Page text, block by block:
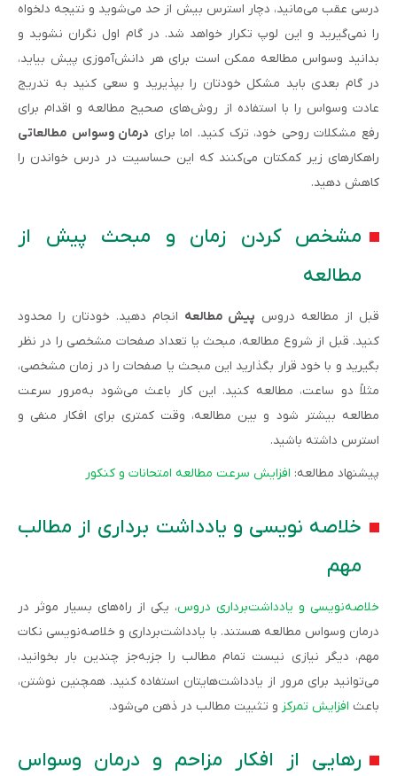
درسی عقب می‌مانید، دچار استرس بیش از حد می‌شوید و نتیجه دلخواه
را نمی‌گیرید و این لوپ تکرار خواهد شد. در گام اول نگران نشوید و
بدانید وسواس مطالعه ممکن است برای هر دانش‌آموزی پیش بیاید،
در گام بعدی باید مشکل خودتان را بپذیرید و سعی کنید به تدریج
عادت وسواس را با استفاده از روش‌های صحیح مطالعه و اقدام برای
رفع مشکلات روحی خود، ترک کنید. اما برای درمان وسواس مطالعاتی
راهکارهای زیر کمکتان می‌کنند که این حساسیت در درس خواندن را
کاهش دهید.
مشخص کردن زمان و مبحث پیش از
مطالعه
قبل از مطالعه دروس پیش مطالعه انجام دهید. خودتان را محدود
کنید. قبل از شروع مطالعه، مبحث یا تعداد صفحات مشخصی را در نظر
بگیرید و با خود قرار بگذارید این مبحث یا صفحات را در زمان مشخصی،
مثلاً دو ساعت، مطالعه کنید. این کار باعث می‌شود به‌مرور سرعت
مطالعه بیشتر شود و بین مطالعه، وقت کمتری برای افکار منفی و
استرس داشته باشید.
پیشنهاد مطالعه: افزایش سرعت مطالعه امتحانات و کنکور
خلاصه نویسی و یادداشت برداری از مطالب
مهم
خلاصه‌‌نویسی و یادداشت‌برداری دروس، یکی از راه‌های بسیار موثر در
درمان وسواس مطالعه هستند. با یادداشت‌برداری و خلاصه‌نویسی نکات
مهم، دیگر نیازی نیست تمام مطالب را جز‌به‌جز چندین بار بخوانید،
می‌توانید برای مرور از یادداشت‌هایتان استفاده کنید. همچنین نوشتن،
باعث افزایش تمرکز و تثبیت مطالب در ذهن می‌شود.
رهایی از افکار مزاحم و درمان وسواس